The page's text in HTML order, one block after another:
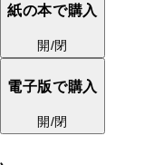
紙の本で購入
開/閉
電子版で購入
開/閉